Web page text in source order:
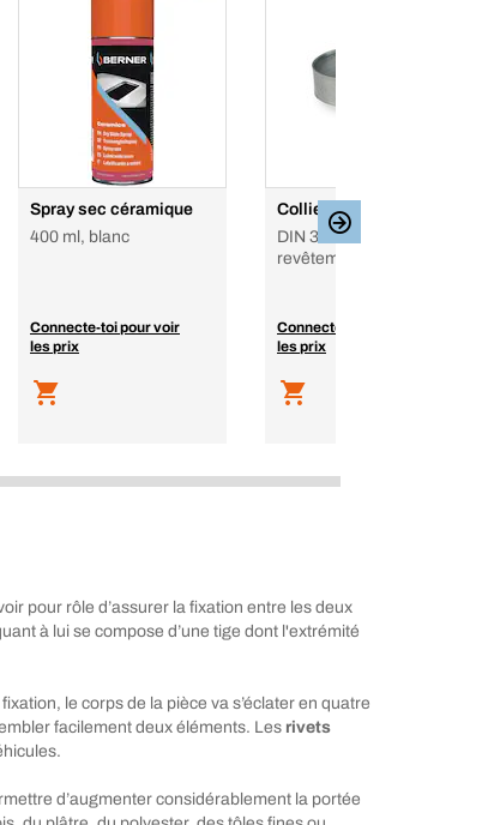
Spray sec céramique
400 ml, blanc
Connecte-toi pour voir
les prix
Collier de serrage ABA
DIN 3017, Acier avec
revêtement alu-zinc
Connecte-toi pour voir
les prix
pour rôle d’assurer la fixation entre les deux
à lui se compose d’une tige dont l'extrémité
le corps de la pièce va s’éclater en quatre
facilement deux éléments. Les rivets
d’augmenter considérablement la portée